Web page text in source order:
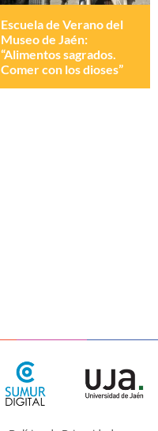
Escuela de Verano del
Museo de Jaén:
“Alimentos sagrados.
Comer con los dioses”